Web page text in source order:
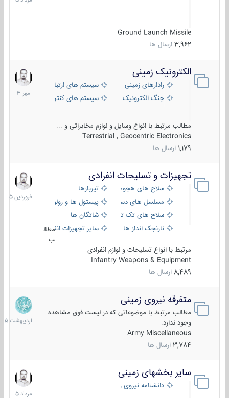
Ground Launch Missile
3,962 ارسال ها
الکترونیک زمینی
رادارهای زمینی
سیستم های ارتباطی و جمع آوری
جنگ الکترونیک
سیستم های کنترل آتش و تجهیزات
مطالب مرتبط با انواع وسایل و لوازم مخابراتی و ...
Terrestrial , Geocentric Electronics
1,179 ارسال ها
1
مهر
1403
تجهیزات و تسلیحات انفرادی
سلاح های هجومی
تیربارها
مسلسل های دستی
پیستول ها و رولورها
سلاح های تک تیر اندازیشاتگان ها
نارنجک انداز ها
سایر تجهیزات انفرادی
مطال
ب
مرتبط با انواع تسلیحات و لوازم انفرادی
Infantry Weapons & Equipment
8,489 ارسال ها
17
فروردین
1405
متفرقه نیروی زمینی
مطالب مرتبط با موضوعاتی که در لیست فوق مشاهده
وجود ندارد.
Army Miscellaneous
3,784 ارسال ها
27
1405
سایر بخشهای زمینی
دانشنامه نیروی زمینی
9
مرداد
1405